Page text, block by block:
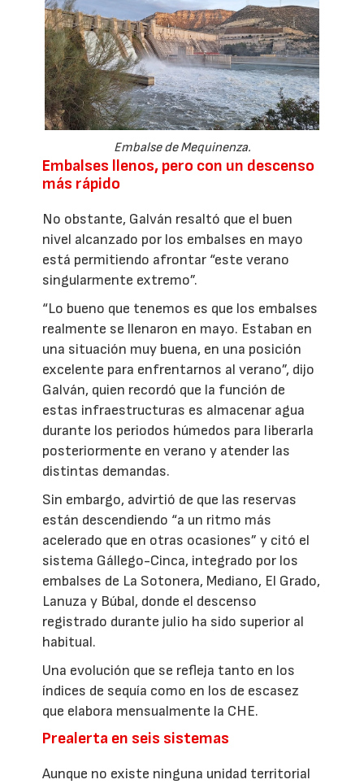
Embalse de Mequinenza.
Embalses llenos, pero con un descenso
más rápido
No obstante, Galván resaltó que el buen
nivel alcanzado por los embalses en mayo
está permitiendo afrontar “este verano
singularmente extremo”.
“Lo bueno que tenemos es que los embalses
realmente se llenaron en mayo. Estaban en
una situación muy buena, en una posición
excelente para enfrentarnos al verano”, dijo
Galván, quien recordó que la función de
estas infraestructuras es almacenar agua
durante los periodos húmedos para liberarla
posteriormente en verano y atender las
distintas demandas.
Sin embargo, advirtió de que las reservas
están descendiendo “a un ritmo más
acelerado que en otras ocasiones” y citó el
sistema Gállego-Cinca, integrado por los
embalses de La Sotonera, Mediano, El Grado,
Lanuza y Búbal, donde el descenso
registrado durante julio ha sido superior al
habitual.
Una evolución que se refleja tanto en los
índices de sequía como en los de escasez
que elabora mensualmente la CHE.
Prealerta en seis sistemas
Aunque no existe ninguna unidad territorial